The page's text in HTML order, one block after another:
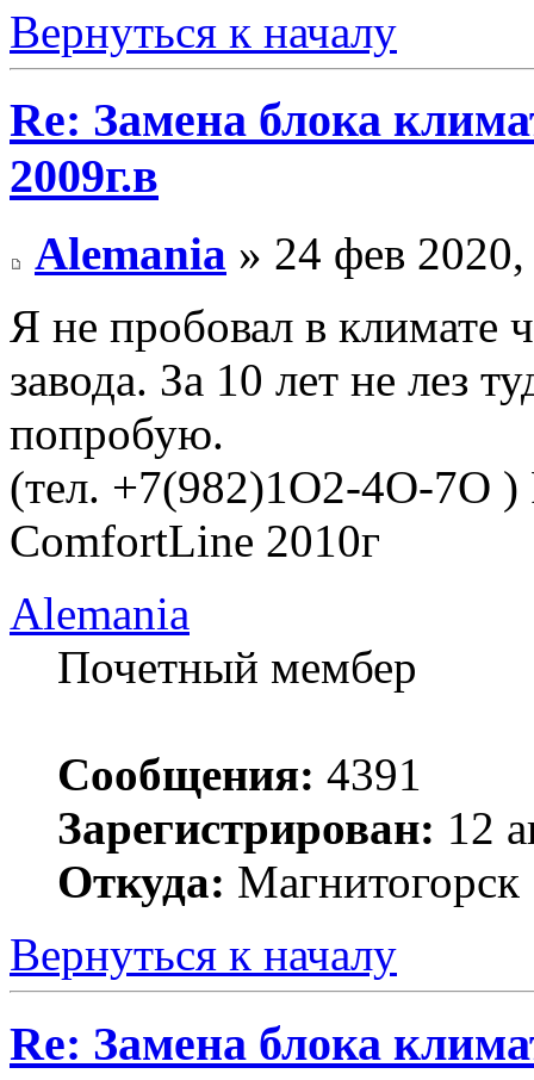
Вернуться к началу
Re: Замена блока
2009г.в
Alemania » 24 фев
Я не пробовал в климате
завода. За 10 лет не лез
попробую.
(тел. +7(982)1O2-4O-7O
ComfortLine 2010г
Alemania
Почетный мембер
Сообщения: 4391
Зарегистрирован: 12
Откуда: Магнитогорск
Вернуться к началу
Re: Замена блока